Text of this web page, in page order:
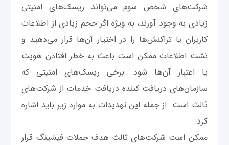
شرکت‌های شخص سوم می‌تواند ریسک‌های امنیتی
زیادی به وجود آورند، به ویژه اگر حجم زیادی از اطلاعات
کاربران یا تراکنش‌ها را در اختیار آن‌ها قرار می‌دهید و
نشت اطلاعات ممکن است باعث به خطر افتادن هویت
یا اعتبار آن‌ها شود. برخی ریسک‌های امنیتی که
سازمان‌های دریافت کننده دریافت خدمات از شرکت‌های
ثالث است. از جمله این تهدیدات به موارد زیر باید اشاره
کرد:
ممکن است شرکت‌های ثالث هدف حملات فیشینگ قرار